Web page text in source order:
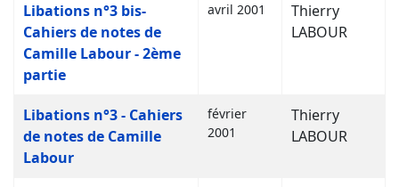
Libations n°3 bis-
Cahiers de notes de
Camille Labour - 2ème
partie
avril 2001
Thierry
LABOUR
Libations n°3 - Cahiers
de notes de Camille
Labour
février
2001
Thierry
LABOUR